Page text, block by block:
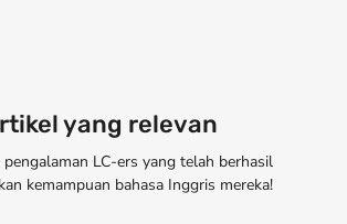
yang relevan
pengalaman LC-ers yang telah berhasil
kemampuan bahasa Inggris mereka!